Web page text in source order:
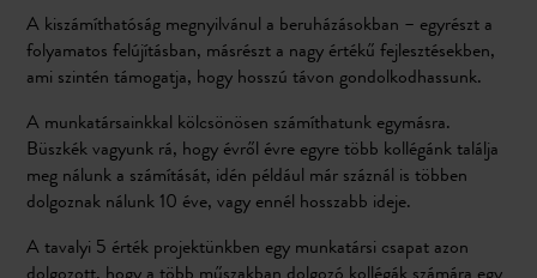
A kiszámíthatóság megnyilvánul a beruházásokban – egyrészt a
folyamatos felújításban, másrészt a nagy értékű fejlesztésekben,
ami szintén támogatja, hogy hosszú távon gondolkodhassunk.
A munkatársainkkal kölcsönösen számíthatunk egymásra.
Büszkék vagyunk rá, hogy évről évre egyre több kollégánk találja
meg nálunk a számítását, idén például már száznál is többen
dolgoznak nálunk 10 éve, vagy ennél hosszabb ideje.
A tavalyi 5 érték projektünkben egy munkatársi csapat azon